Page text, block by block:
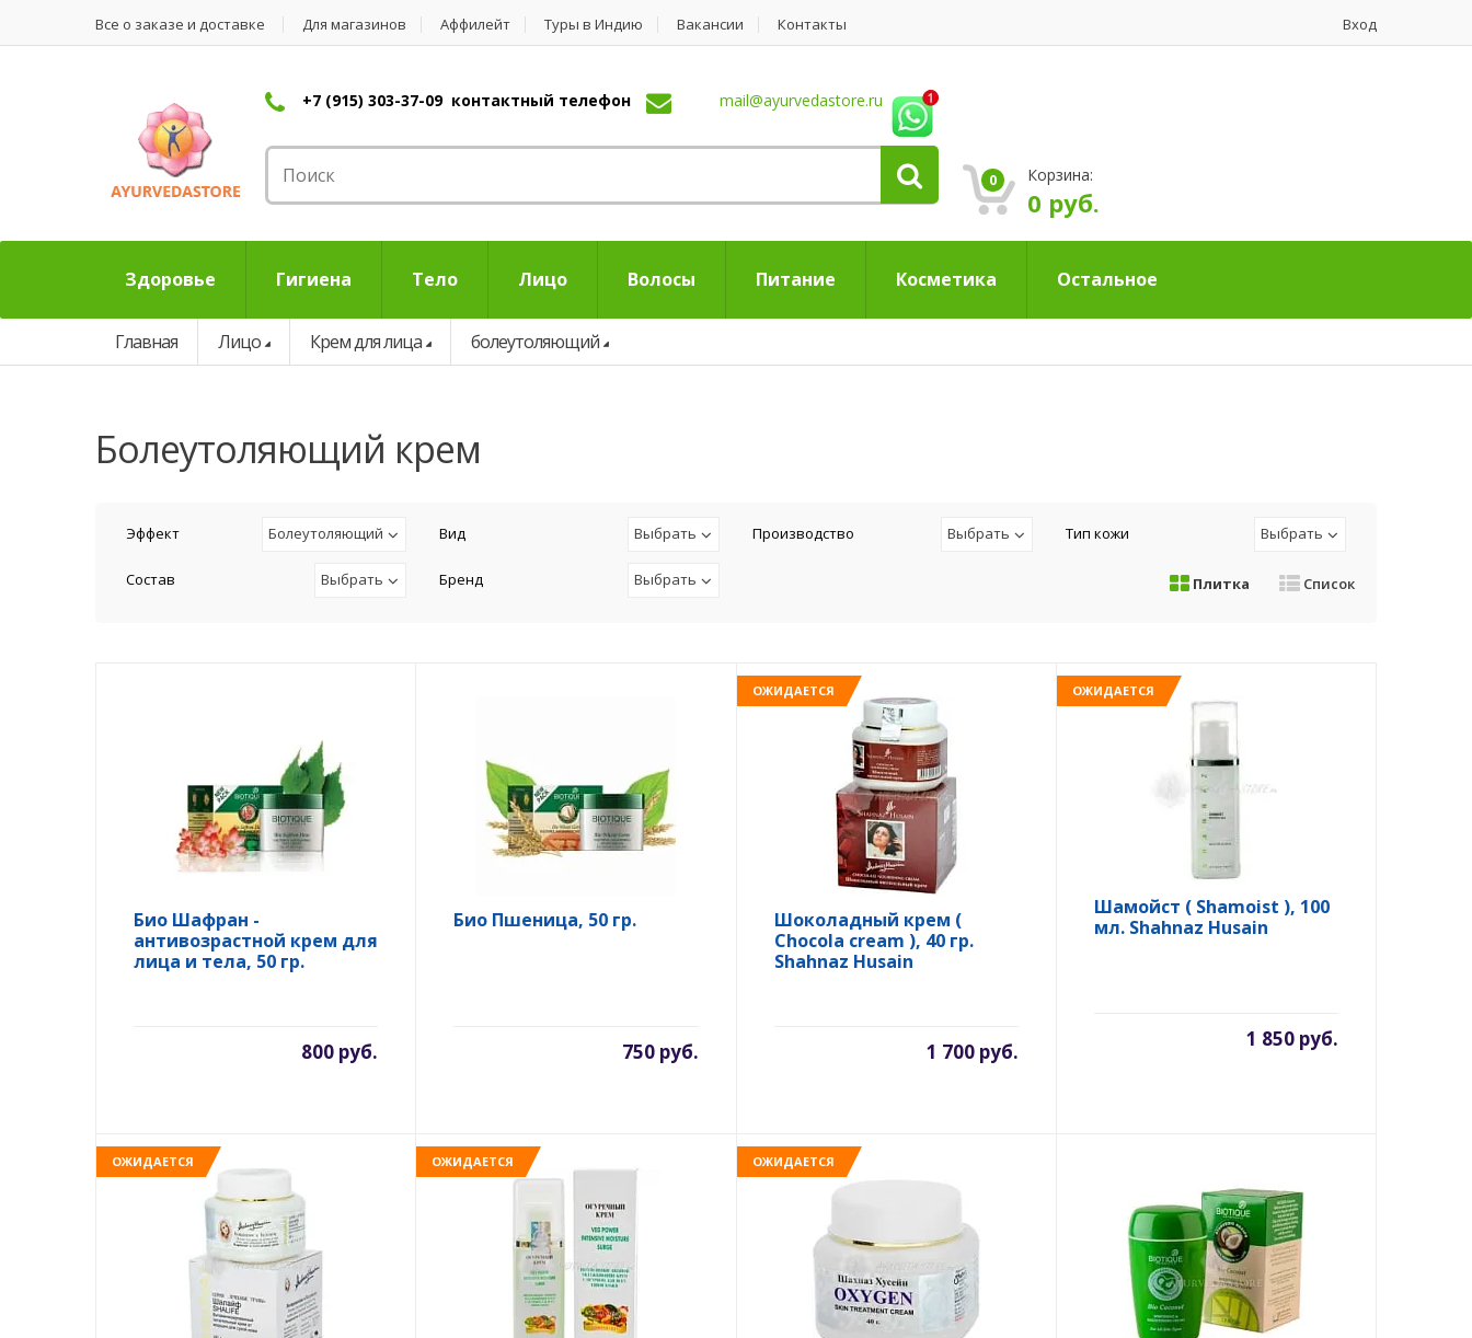
Все о заказе и доставке Для магазинов Аффилейт Туры в Индию Вакансии Контакты Вход
+7 (915) 303-37-09 контактный телефон mail@ayurvedastore.ru
0 Корзина:
0 руб.
Здоровье Гигиена Тело Лицо Волосы Питание Косметика Остальное
Главная Лицо Крем для лица болеутоляющий
болеутоляющий крем
Эффект Болеутоляющий Вид Выбрать Производство Выбрать Тип кожи Выбрать
Состав Выбрать Бренд Выбрать Плитка Список
Био Шафран -
антивозрастной крем для
лица и тела, 50 гр.
800 руб.
Био Пшеница, 50 гр.
750 руб.
ОЖИДАЕТСЯ
Шоколадный крем (
Chocola cream ), 40 гр.
Shahnaz Husain
1 700 руб.
ОЖИДАЕТСЯ
Шамойст ( Shamoist ), 100
мл. Shahnaz Husain
1 850 руб.
ОЖИДАЕТСЯ ОЖИДАЕТСЯ ОЖИДАЕТСЯ